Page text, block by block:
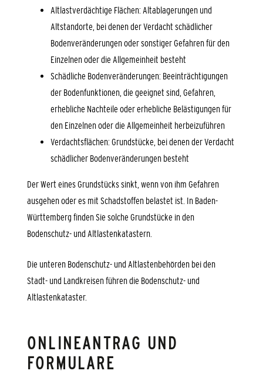
Altlastverdächtige Flächen: Altablagerungen und
Altstandorte, bei denen der Verdacht schädlicher
Bodenveränderungen oder sonstiger Gefahren für den
Einzelnen oder die Allgemeinheit besteht
Schädliche Bodenveränderungen: Beeinträchtigungen
der Bodenfunktionen, die geeignet sind, Gefahren,
erhebliche Nachteile oder erhebliche Belästigungen für
den Einzelnen oder die Allgemeinheit herbeizuführen
Verdachtsflächen: Grundstücke, bei denen der Verdacht
schädlicher Bodenveränderungen besteht
Der Wert eines Grundstücks sinkt, wenn von ihm Gefahren
ausgehen oder es mit Schadstoffen belastet ist. In Baden-
Württemberg finden Sie solche Grundstücke in den
Bodenschutz- und Altlastenkatastern.
Die unteren Bodenschutz- und Altlastenbehörden bei den
Stadt- und Landkreisen führen die Bodenschutz- und
Altlastenkataster.
ONLINEANTRAG UND
FORMULARE